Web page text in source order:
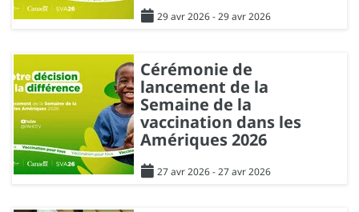
29 avr 2026 - 29 avr 2026
Cérémonie de
lancement de la
Semaine de la
vaccination dans les
Amériques 2026
27 avr 2026 - 27 avr 2026